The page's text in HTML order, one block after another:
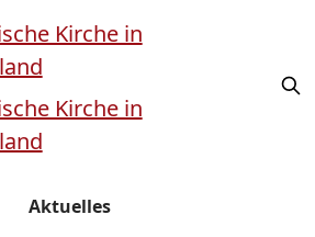
Aktuelles